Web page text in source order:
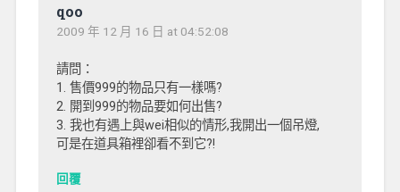
qoo
2009 年 12 月 16 日 at 04:52:08
請問：
1. 售價999的物品只有一樣嗎?
2. 開到999的物品要如何出售?
3. 我也有遇上與wei相似的情形,我開出一個吊燈,
可是在道具箱裡卻看不到它?!
回覆